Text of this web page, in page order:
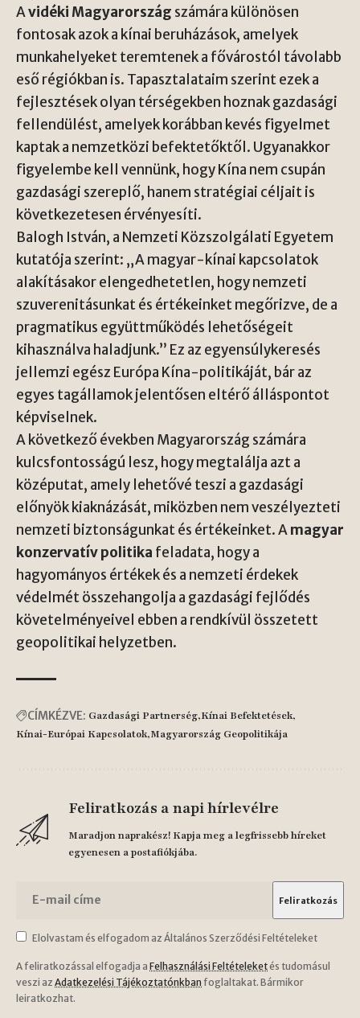
Avidéki Magyarország számára különösen
fontosak azok a kínai beruházások, amelyek
munkahelyeket teremtenek a fővárostól távolabb
eső régiókban is. Tapasztalataim szerint ezek a
fejlesztések olyan térségekben hoznak gazdasági
fellendülést, amelyek korábban kevés figyelmet
kaptak a nemzetközi befektetőktől. Ugyanakkor
figyelembe kell vennünk, hogy Kína nem csupán
gazdasági szereplő, hanem stratégiai céljait is
következetesen érvényesíti.
Balogh István, a Nemzeti Közszolgálati Egyetem
kutatója szerint: „A magyar-kínai kapcsolatok
alakításakor elengedhetetlen, hogy nemzeti
szuverenitásunkat és értékeinket megőrizve, de a
pragmatikus együttműködés lehetőségeit
kihasználva haladjunk.” Ez az egyensúlykeresés
jellemzi egész Európa Kína-politikáját, bár az
egyes tagállamok jelentősen eltérő álláspontot
képviselnek.
A következő években Magyarország számára
kulcsfontosságú lesz, hogy megtalálja azt a
középutat, amely lehetővé teszi a gazdasági
előnyök kiaknázását, miközben nem veszélyezteti
nemzeti biztonságunkat és értékeinket. Amagyar
konzervatív politika feladata, hogy a
hagyományos értékek és a nemzeti érdekek
védelmét összehangolja a gazdasági fejlődés
követelményeivel ebben a rendkívül összetett
geopolitikai helyzetben.
CÍMKÉZVE: Gazdasági Partnerség Kínai Befektetések
Kínai-Európai Kapcsolatok Magyarország Geopolitikája
Feliratkozás a napi hírlevélre
Maradjon naprakész! Kapja meg a legfrissebb híreket
egyenesen a postafiókjába.
Elolvastam és elfogadom az Általános Szerződési Feltételeket
A feliratkozással elfogadja a Felhasználási Feltételeketés tudomásul
veszi az Adatkezelési Tájékoztatónkban foglaltakat. Bármikor
leiratkozhat.